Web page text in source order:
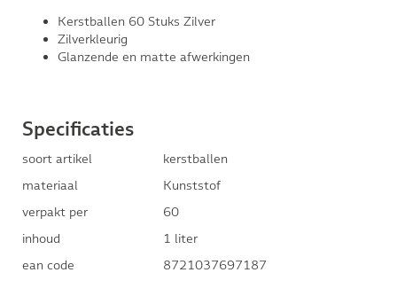
Kerstballen 60 Stuks Zilver
Zilverkleurig
Glanzende en matte afwerkingen
Specificaties
soort artikel
kerstballen
materiaal
Kunststof
verpakt per
60
inhoud
1 liter
ean code
8721037697187